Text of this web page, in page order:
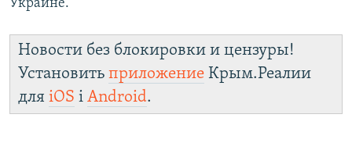
Украине.
Новости без блокировки и цензуры!
Установить приложение Крым.Реалии
для iOS і Android.